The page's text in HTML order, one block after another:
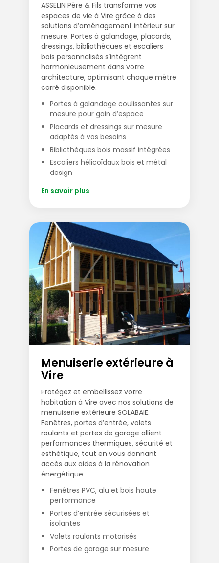
ASSELIN Père & Fils transforme vos
espaces de vie à Vire grâce à des
solutions d’aménagement intérieur sur
mesure. Portes à galandage, placards,
dressings, bibliothèques et escaliers
bois personnalisés s’intègrent
harmonieusement dans votre
architecture, optimisant chaque mètre
carré disponible.
Portes à galandage coulissantes sur
mesure pour gain d’espace
Placards et dressings sur mesure
adaptés à vos besoins
Bibliothèques bois massif intégrées
Escaliers hélicoïdaux bois et métal
design
En savoir plus
Menuiserie extérieure à
Vire
Protégez et embellissez votre
habitation à Vire avec nos solutions de
menuiserie extérieure SOLABAIE.
Fenêtres, portes d’entrée, volets
roulants et portes de garage allient
performances thermiques, sécurité et
esthétique, tout en vous donnant
accès aux aides à la rénovation
énergétique.
Fenêtres PVC, alu et bois haute
performance
Portes d’entrée sécurisées et
isolantes
Volets roulants motorisés
Portes de garage sur mesure